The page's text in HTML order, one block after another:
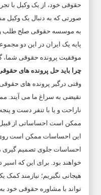
حقوقی خود، از یک وکیل با
صورتی که به دنبال یک وکیل
به موسسه حقوقی صلح طلب و
پایه یک ایران در این دو
موفقیت پرونده حقوقی شما،
چرا باید حل پرونده های
وقتی درگیر پرونده های
نقیضی به سراغ ما می آیند.
ناراحت و یا با تنفر دست و
ممکن است احساساتی از قبیل
این احساسات ممکن است روی
احساسات جلوی تصمیم گیری
خواهند بود. برای این که
هیجانی نگیریم؛ نیازمند
تواند با مشاوره حقوقی خود